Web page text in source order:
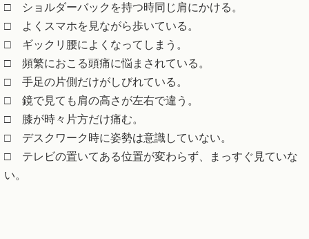
□ ショルダーバックを持つ時同じ肩にかける。
□ よくスマホを見ながら歩いている。
□ ギックリ腰によくなってしまう。
□ 頻繁におこる頭痛に悩まされている。
□ 手足の片側だけがしびれている。
□ 鏡で見ても肩の高さが左右で違う。
□ 膝が時々片方だけ痛む。
□ デスクワーク時に姿勢は意識していない。
□ テレビの置いてある位置が変わらず、まっすぐ見ていな
い。